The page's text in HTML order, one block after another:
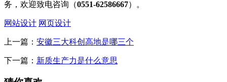
务，欢迎致电咨询（0551-62586667）。
网站设计 网页设计
上一篇： 安徽三大科创高地是哪三个
下一篇： 新质生产力是什么意思